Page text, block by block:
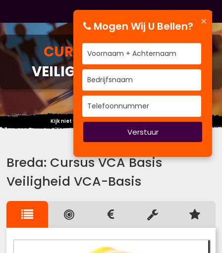
CURSUSVCA BASIS
VEILIGHEID VCA-BASIS
Kijk niet veel betekenend maar beteken veel.
Breda: Cursus VCA Basis
Veiligheid VCA-Basis
×
Mogen Wij U Bellen?
Verstuur